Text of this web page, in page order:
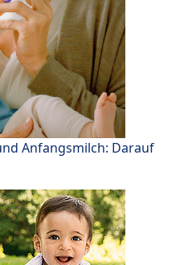
Anfangsmilch: Darauf